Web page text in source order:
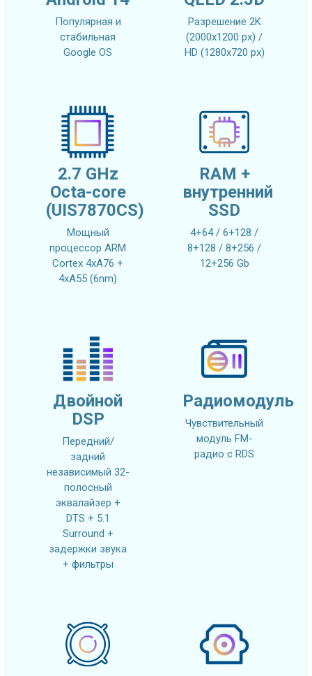
Популярная и
стабильная
Google OS
Разрешение 2K
(2000x1200 px) /
HD (1280x720 px)
2.7 GHz
Octa-core
(UIS7870CS)
Мощный
процессор ARM
Cortex 4xA76 +
4xA55 (6nm)
RAM +
внутренний
SSD
4+64 / 6+128 /
8+128 / 8+256 /
12+256 Gb
Двойной
DSP
Передний/
задний
независимый 32-
полосный
эквалайзер +
DTS + 5.1
Surround +
задержки звука
+ фильтры
Радиомодуль
Чувствительный
модуль FM-
радио с RDS